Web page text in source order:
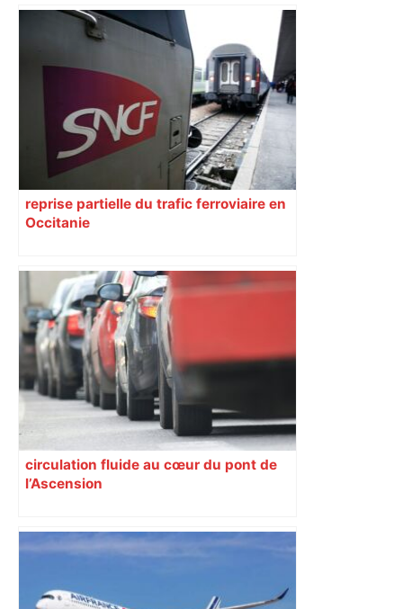
reprise partielle du trafic ferroviaire en
Occitanie
circulation fluide au cœur du pont de
l’Ascension